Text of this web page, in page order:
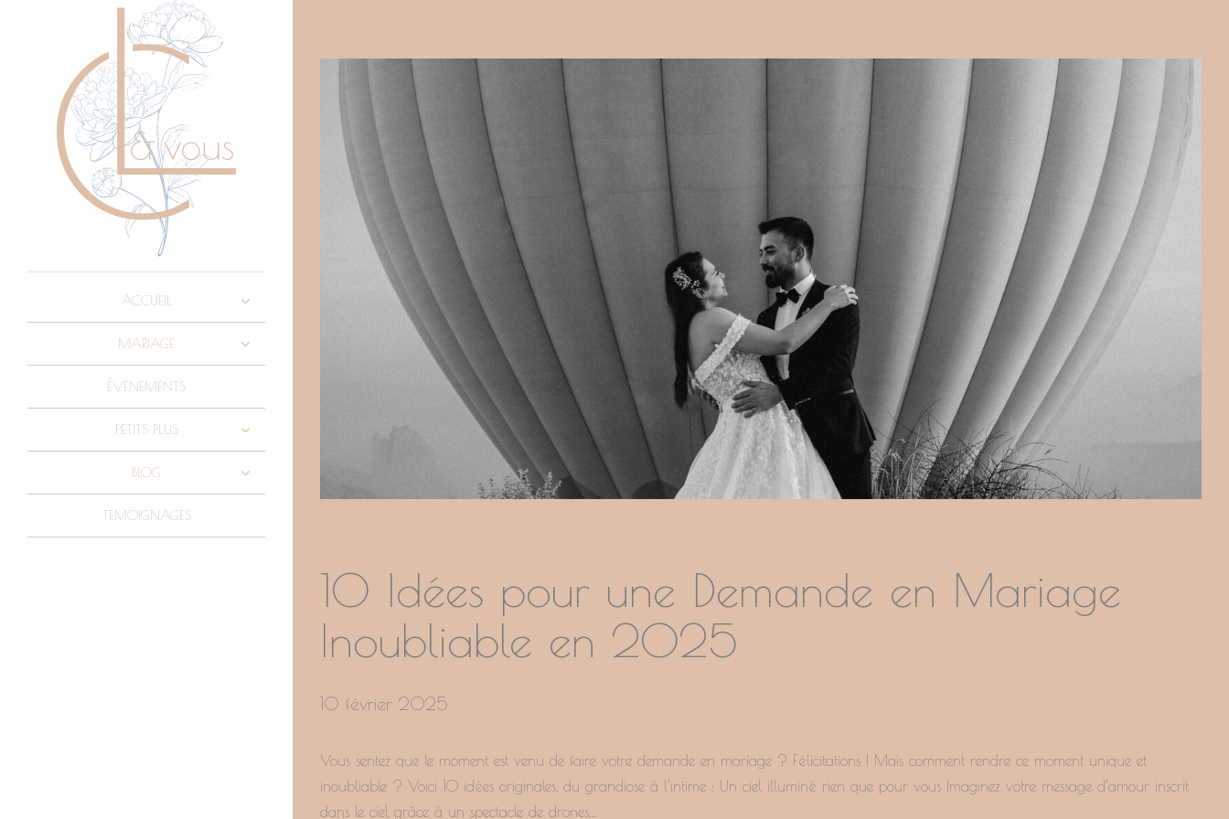
ACCUEIL
MARIAGE
ÉVENEMENTS
PETITS PLUS
BLOG
TÉMOIGNAGES
10 Idées pour une Demande en Mariage
Inoubliable en 2025
10 février 2025
Vous sentez que le moment est venu de faire votre demande en mariage ? Félicitations ! Mais comment rendre ce moment unique et
inoubliable ? Voici 10 idées originales, du grandiose à l’intime : Un ciel illuminé rien que pour vous Imaginez votre message d’amour inscrit
dans le ciel grâce à un spectacle de drones...